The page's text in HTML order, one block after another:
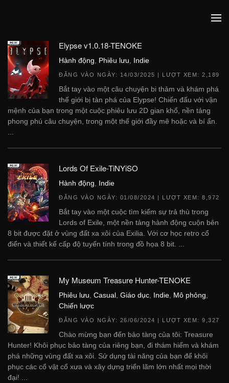
Elypse v1.0.18-TENOKE
Hành động Phiêu lưu Indie
ĐĂNG VÀO NGÀY: 14/03/2025 | LƯỢT XEM: 2,189
Bắt tay vào một câu chuyện bi thảm và khám phá
thế giới bị tàn phá của Elypse! Chiến đấu với vận
mệnh của bạn trong một cuộc phiêu lưu 2D gian khổ, nền tảng
phong phú câu chuyện, trong một thế giới đầy mê hoặc và bí ẩn.
Lords Of Exile-TiNYiSO
Hành động Indie
ĐĂNG VÀO NGÀY: 01/08/2024 | LƯỢT XEM: 8,972
Bắt tay vào một cuộc tìm kiếm sự trả thù trong
Lords of Exile, một nền tảng hành động cuộn bên
8 bit được đặt ở vùng đất xa xôi của Exilia. Với cơ học retro cổ
điển và thiết kế cấp độ tuyến tính trong đồ họa 8 bit. ...
My Museum Treasure Hunter-TENOKE
Phiêu lưu Casual Giáo dục Indie Mô phỏng
Chiến lược
ĐĂNG VÀO NGÀY: 26/06/2024 | LƯỢT XEM: 9,327
Chào mừng bạn đến bảo tàng của tôi: Treasure
Hunter! Khôi phục bảo tàng của riêng bạn, đi thám hiểm và khám
phá những vùng đất xa xôi. Sử dụng tài năng của bạn để khôi
phục các cổ vật cổ xưa và xây dựng triển lãm lớn nhất mọi thời
đại! ...